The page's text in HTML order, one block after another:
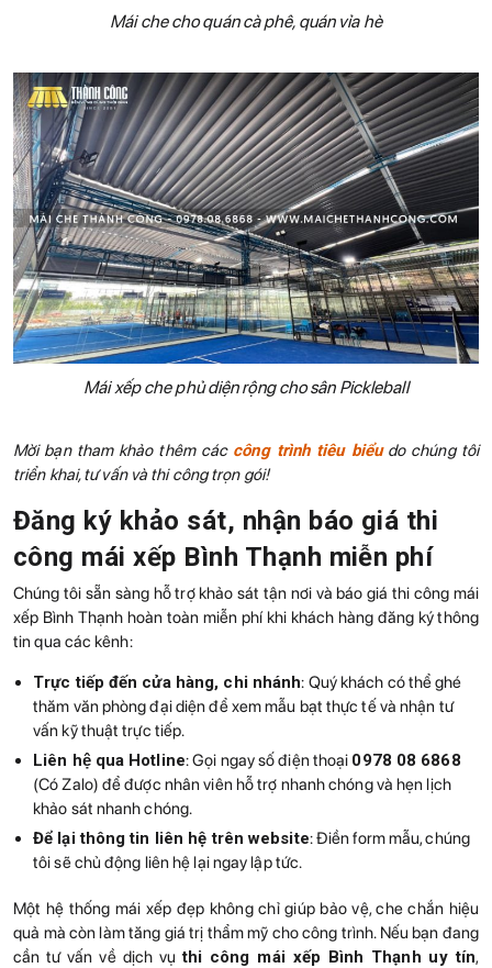
Mái che cho quán cà phê, quán vỉa hè
Mái xếp che phủ diện rộng cho sân Pickleball
Mời bạn tham khảo thêm các công trình tiêu biểudo chúng tôi
triển khai, tư vấn và thi công trọn gói!
Đăng ký khảo sát, nhận báo giá thi
công mái xếp Bình Thạnh miễn phí
Chúng tôi sẵn sàng hỗ trợ khảo sát tận nơi và báo giá thi công mái
xếp Bình Thạnh hoàn toàn miễn phí khi khách hàng đăng ký thông
tin qua các kênh:
Trực tiếp đến cửa hàng, chi nhánh: Quý khách có thể ghé
thăm văn phòng đại diện để xem mẫu bạt thực tế và nhận tư
vấn kỹ thuật trực tiếp.
Liên hệ qua Hotline: Gọi ngay số điện thoại 0978 08 6868
(Có Zalo) để được nhân viên hỗ trợ nhanh chóng và hẹn lịch
khảo sát nhanh chóng.
Để lại thông tin liên hệ trên website: Điền form mẫu, chúng
tôi sẽ chủ động liên hệ lại ngay lập tức.
Một hệ thống mái xếp đẹp không chỉ giúp bảo vệ, che chắn hiệu
quả mà còn làm tăng giá trị thẩm mỹ cho công trình. Nếu bạn đang
cần tư vấn về dịch vụthi công mái xếp Bình Thạnh uy tín,